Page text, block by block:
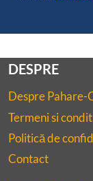
DESPRE
Despre Pahare-
Termeni si
Politică de
Contact